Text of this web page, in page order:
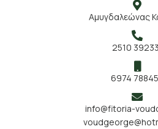
Αμυγδαλεώνας
2510
6974
info@fitoria-